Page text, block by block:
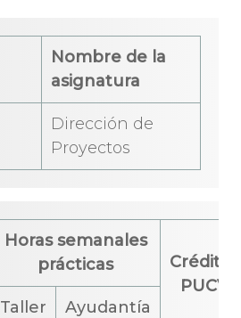
Nombre de la
asignatura
Dirección de
Proyectos
Horas semanales
prácticas
Créditos
PUCV
Taller
Ayudantía